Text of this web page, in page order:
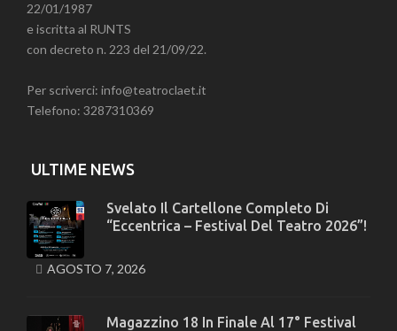
22/01/1987
e iscritta al RUNTS
con decreto n. 223 del 21/09/22.
Per scriverci: info@teatroclaet.it
Telefono: 3287310369
ULTIME NEWS
Svelato Il Cartellone Completo Di
“Eccentrica – Festival Del Teatro 2026”!
AGOSTO 7, 2026
Magazzino 18 In Finale Al 17° Festival